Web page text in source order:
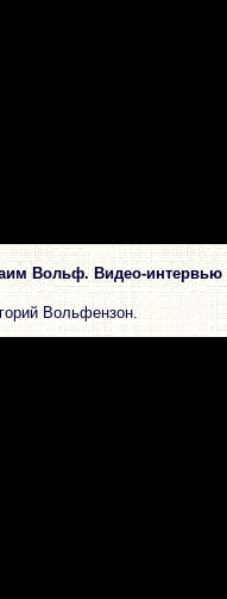
Вольф. Видео-интервью
Вольфензон.